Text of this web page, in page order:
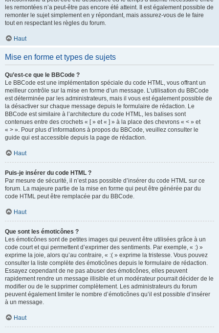
les remontées n’a peut-être pas encore été atteint. Il est également possible de
remonter le sujet simplement en y répondant, mais assurez-vous de le faire
tout en respectant les règles du forum.
Haut
Mise en forme et types de sujets
Qu’est-ce que le BBCode ?
Le BBCode est une implémentation spéciale du code HTML, vous offrant un
meilleur contrôle sur la mise en forme d’un message. L’utilisation du BBCode
est déterminée par les administrateurs, mais il vous est également possible de
la désactiver sur chaque message depuis le formulaire de rédaction. Le
BBCode est similaire à l’architecture du code HTML, les balises sont
contenues entre des crochets « [ » et « ] » à la place des chevrons « < » et
« > ». Pour plus d’informations à propos du BBCode, veuillez consulter le
guide qui est accessible depuis la page de rédaction.
Haut
Puis-je insérer du code HTML ?
Par mesure de sécurité, il n’est pas possible d’insérer du code HTML sur ce
forum. La majeure partie de la mise en forme qui peut être générée par du
code HTML peut être remplacée par du BBCode.
Haut
Que sont les émoticônes ?
Les émoticônes sont de petites images qui peuvent être utilisées grâce à un
code court et qui permettent d’exprimer des sentiments. Par exemple, « :) »
exprime la joie, alors qu’au contraire, « :( » exprime la tristesse. Vous pouvez
consulter la liste complète des émoticônes depuis le formulaire de rédaction.
Essayez cependant de ne pas abuser des émoticônes, elles peuvent
rapidement rendre un message illisible et un modérateur pourrait décider de le
modifier ou de le supprimer complètement. Les administrateurs du forum
peuvent également limiter le nombre d’émoticônes qu’il est possible d’insérer
à un message.
Haut